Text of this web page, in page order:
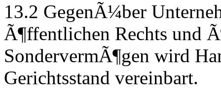
13.2 GegenÃ¼ber
Ã¶ffentlichen Rechts und
SondervermÃ¶gen wird
Gerichtsstand vereinbart.